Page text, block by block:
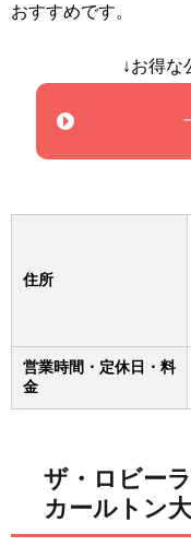
おすすめです。
↓お得な
住所
営業時間・定休日・料
金
ザ・ロビー
カールトン